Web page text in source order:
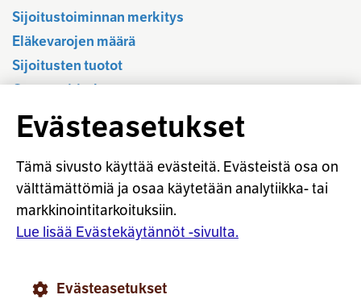
Sijoitustoiminnan merkitys
Eläkevarojen määrä
Sijoitusten tuotot
Osavuositiedot
Tilastotietokanta
Sijoitustoiminnan sääntely
Vastuullinen sijoittaminen
Sijoitussanasto
Osaketuoton ennakointi
Evästeasetukset
Tämä sivusto käyttää evästeitä. Evästeistä osa on
välttämättömiä ja osaa käytetään analytiikka- tai
markkinointitarkoituksiin.
Lue lisää Evästekäytännöt -sivulta.
Evästeasetukset